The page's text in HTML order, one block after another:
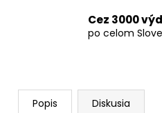
Cez 3000
po celom
Popis Diskusia